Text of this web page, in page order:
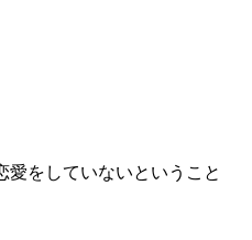
愛をしていないということ